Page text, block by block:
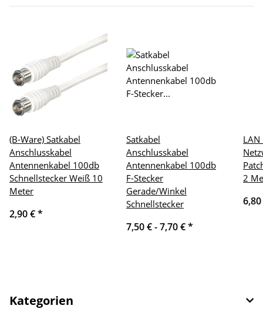
(B-Ware) Satkabel
Anschlusskabel
Antennenkabel 100db
Schnellstecker Weiß 10
Meter
2,90 €*
Satkabel
Anschlusskabel
Antennenkabel 100db
F-Stecker
Gerade/Winkel
Schnellstecker
7,50 € -7,70 €*
LAN
2
Kategorien